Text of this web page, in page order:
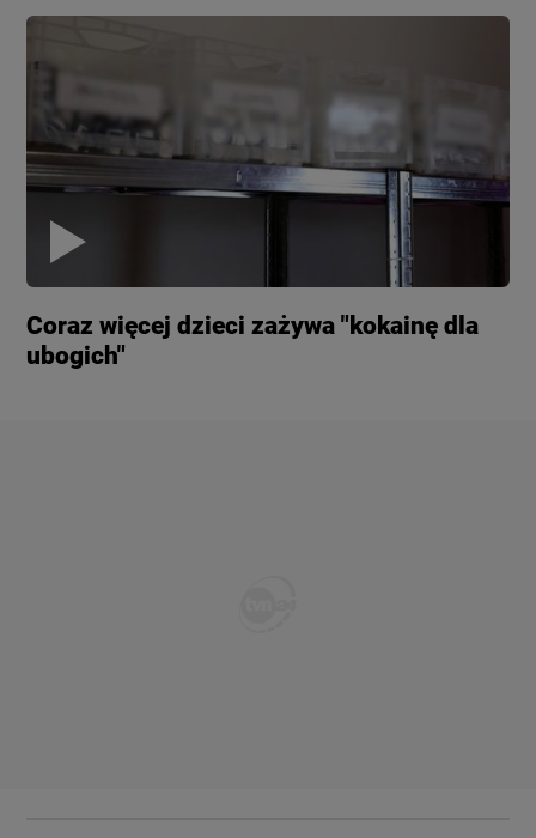
Coraz więcej dzieci zażywa "kokainę dla
ubogich"